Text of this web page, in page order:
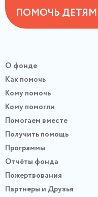
ПОМОЧЬ ДЕТЯМ
О фонде
Как помочь
Кому помочь
Кому помогли
Помогаем вместе
Получить помощь
Программы
Отчёты фонда
Пожертвования
Партнеры и Друзья